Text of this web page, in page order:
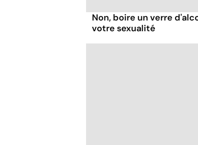
Non, boire un verre
votre sexualité